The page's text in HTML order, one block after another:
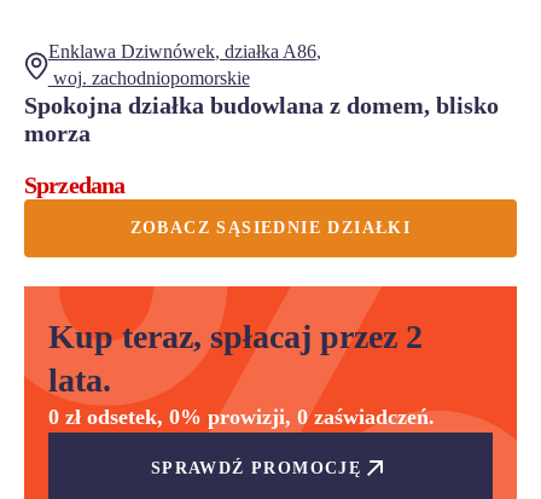
Enklawa Dziwnówek, działka A86,
woj. zachodniopomorskie
Spokojna działka budowlana z domem, blisko
morza
Sprzedana
ZOBACZ SĄSIEDNIE DZIAŁKI
Kup teraz, spłacaj przez 2
lata.
0 zł odsetek, 0% prowizji, 0 zaświadczeń.
SPRAWDŹ PROMOCJĘ